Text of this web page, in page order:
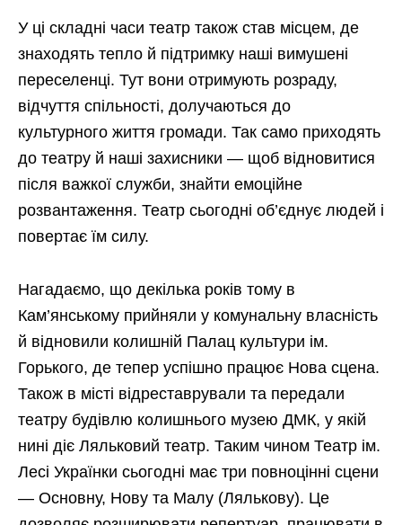
У ці складні часи театр також став місцем, де
знаходять тепло й підтримку наші вимушені
переселенці. Тут вони отримують розраду,
відчуття спільності, долучаються до
культурного життя громади. Так само приходять
до театру й наші захисники — щоб відновитися
після важкої служби, знайти емоційне
розвантаження. Театр сьогодні об’єднує людей і
повертає їм силу.
Нагадаємо, що декілька років тому в
Кам’янському прийняли у комунальну власність
й відновили колишній Палац культури ім.
Горького, де тепер успішно працює Нова сцена.
Також в місті відреставрували та передали
театру будівлю колишнього музею ДМК, у якій
нині діє Ляльковий театр. Таким чином Театр ім.
Лесі Українки сьогодні має три повноцінні сцени
— Основну, Нову та Малу (Лялькову). Це